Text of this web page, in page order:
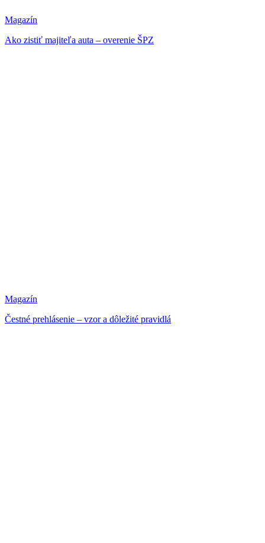
Magazín
Ako zistiť majiteľa auta – overenie ŠPZ
Magazín
Čestné prehlásenie – vzor a dôležité pravidlá